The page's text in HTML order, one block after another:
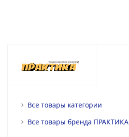
Все товары категории
Все товары бренда ПРАКТИКА